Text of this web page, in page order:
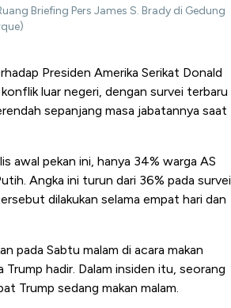
Briefing Pers James S. Brady di Gedung
Presiden Amerika Serikat Donald
luar negeri, dengan survei terbaru
sepanjang masa jabatannya saat
awal pekan ini, hanya 34% warga AS
Angka ini turun dari 36% pada survei
dilakukan selama empat hari dan
pada Sabtu malam di acara makan
hadir. Dalam insiden itu, seorang
Trump sedang makan malam.